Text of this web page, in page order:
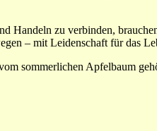
Handeln zu verbinden,
– mit Leidenschaft für das
sommerlichen Apfelbaum